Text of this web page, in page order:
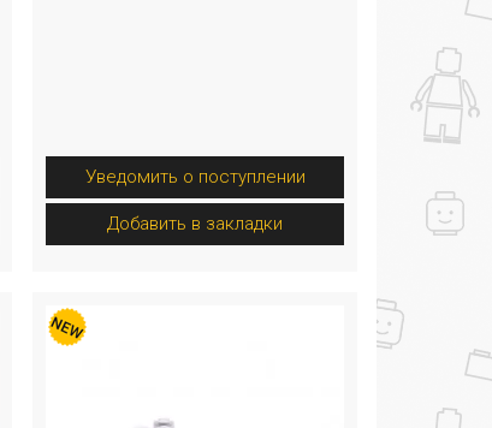
Уведомить о поступлении
Добавить в закладки